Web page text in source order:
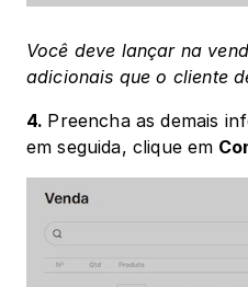
Você deve lançar na
adicionais que o cliente
4. Preencha as demais
em seguida, clique em